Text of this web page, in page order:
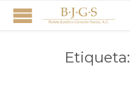
Etiqueta: